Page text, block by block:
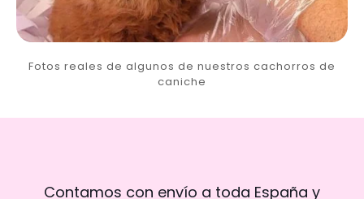
Fotos reales de algunos de nuestros cachorros de
caniche
Contamos con envío a toda España y